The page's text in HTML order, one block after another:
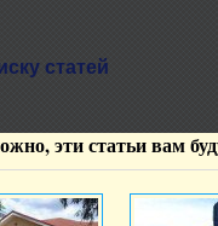
статей
эти статьи вам